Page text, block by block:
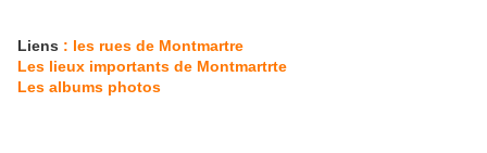
Liens : les rues de Montmartre
Les lieux importants de Montmartrte
Les albums photos